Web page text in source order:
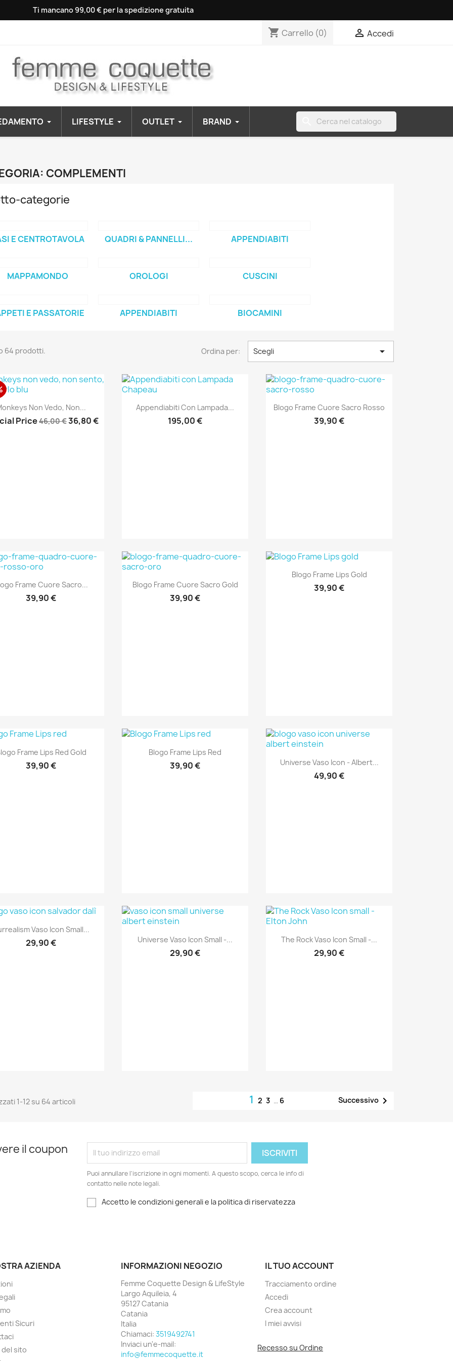
Ti mancano 99,00 € per la spedizione gratuita
shopping_cart Carrello (0)  Accedi
LIFESTYLE OUTLET BRAND
COMPLEMENTI
categorie
E CENTROTAVOLA QUADRI & PANNELLI... APPENDIABITI
MAPPAMONDO OROLOGI CUSCINI
E PASSATORIE APPENDIABITI BIOCAMINI
64 prodotti. Ordina per: Scegli 
Anteprima
Non Vedo, Non...
Price46,00 €36,80 €
Anteprima
Appendiabiti Con Lampada...
195,00 €
Anteprima
Blogo Frame Cuore Sacro Rosso
39,90 €
Anteprima
Frame Cuore Sacro...
39,90 €
Anteprima
Blogo Frame Cuore Sacro Gold
39,90 €
Anteprima
Blogo Frame Lips Gold
39,90 €
Anteprima
Frame Lips Red Gold
39,90 €
 Anteprima
Blogo Frame Lips Red
39,90 € Anteprima
Universe Vaso Icon - Albert...
49,90 €
Anteprima
Vaso Icon Small...
29,90 € Anteprima
Universe Vaso Icon Small -...
29,90 €
Anteprima
The Rock Vaso Icon Small -...
29,90 €
1-12 su 64 articoli 1 2 3 … 6 Successivo
il coupon
Puoi annullare l'iscrizione in ogni momenti. A questo scopo, cerca le info di
contatto nelle note legali.
Accetto le condizioni generali e la politica di riservatezza
AZIENDA
Sicuri
del sito
INFORMAZIONI NEGOZIO
Femme Coquette Design & LifeStyle
Largo Aquileia, 4
95127 Catania
Catania
Italia
Chiamaci: 3519492741
Inviaci un'e-mail:
info@femmecoquette.it
IL TUO ACCOUNT
Tracciamento ordine
Accedi
Crea account
I miei avvisi
Recesso su Ordine